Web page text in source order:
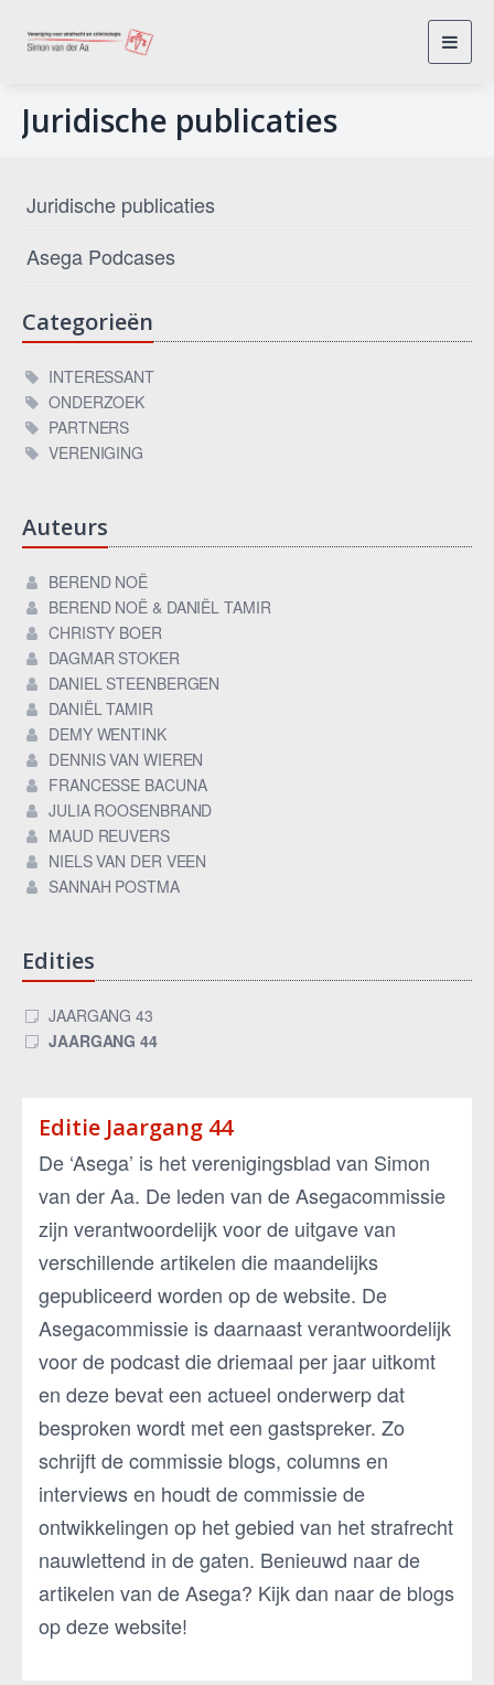
Juridische publicaties
Juridische publicaties
Asega Podcases
Categorieën
INTERESSANT
ONDERZOEK
PARTNERS
VERENIGING
Auteurs
BEREND NOË
BEREND NOË & DANIËL TAMIR
CHRISTY BOER
DAGMAR STOKER
DANIEL STEENBERGEN
DANIËL TAMIR
DEMY WENTINK
DENNIS VAN WIEREN
FRANCESSE BACUNA
JULIA ROOSENBRAND
MAUD REUVERS
NIELS VAN DER VEEN
SANNAH POSTMA
Edities
JAARGANG 43
JAARGANG 44
Editie Jaargang 44
De ‘Asega’ is het verenigingsblad van Simon
van der Aa. De leden van de Asegacommissie
zijn verantwoordelijk voor de uitgave van
verschillende artikelen die maandelijks
gepubliceerd worden op de website. De
Asegacommissie is daarnaast verantwoordelijk
voor de podcast die driemaal per jaar uitkomt
en deze bevat een actueel onderwerp dat
besproken wordt met een gastspreker. Zo
schrijft de commissie blogs, columns en
interviews en houdt de commissie de
ontwikkelingen op het gebied van het strafrecht
nauwlettend in de gaten. Benieuwd naar de
artikelen van de Asega? Kijk dan naar de blogs
op deze website!